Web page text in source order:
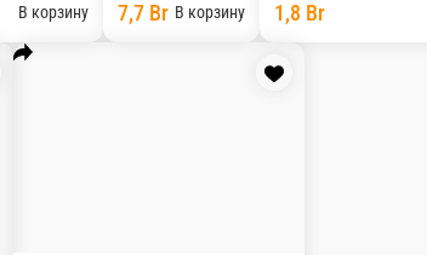
В корзину 7,7 Br В корзину 1,8 Br